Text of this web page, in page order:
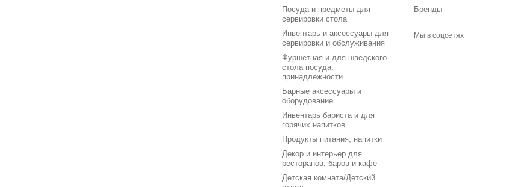
Посуда и предметы для
сервировки стола
Инвентарь и аксессуары для
сервировки и обслуживания
Фуршетная и для шведского
стола посуда,
принадлежности
Барные аксессуары и
оборудование
Инвентарь бариста и для
горячих напитков
Продукты питания, напитки
Декор и интерьер для
ресторанов, баров и кафе
Детская комната/Детский
Бренды
Мы в соцсетях